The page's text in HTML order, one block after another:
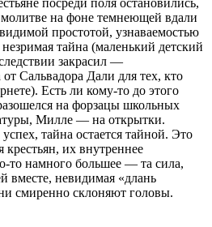
на фоне темнеющей вдали
простотой, узнаваемостью
тайна (маленький детский
закрасил —
от Сальвадора Дали для тех, кто
Есть ли кому-то до этого
на форзацы школьных
Милле — на открытки.
тайна остается тайной. Это
крестьян, их внутреннее
то намного большее — та сила,
вместе, невидимая «длань
смиренно склоняют головы.